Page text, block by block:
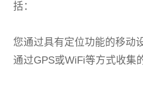
括：
您通过具有定位功能的移动
通过GPS或WiFi等方式收集